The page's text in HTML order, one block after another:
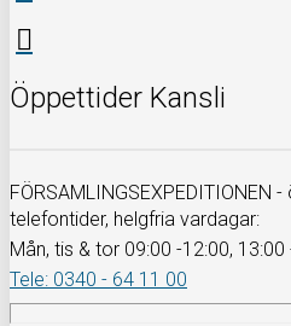
Öppettider Kansli
FÖRSAMLINGSEXPEDITIONEN
telefontider, helgfria vardagar:
Mån, tis & tor 09:00 -12:00, 13:00
Tele: 0340 - 64 11 00